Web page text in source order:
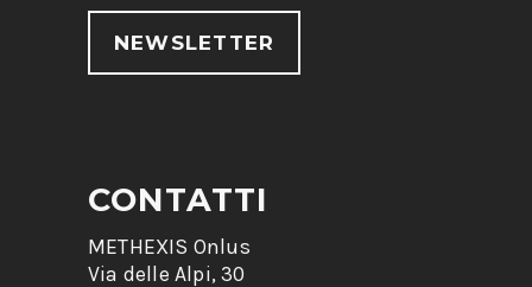
NEWSLETTER
CONTATTI
METHEXIS Onlus
Via delle Alpi, 30